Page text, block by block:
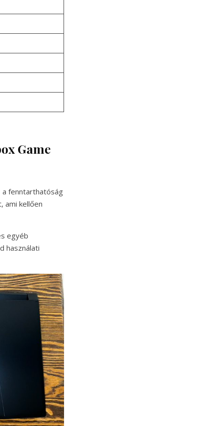
Game
a fenntarthatóság
ami kellően
egyéb
használati